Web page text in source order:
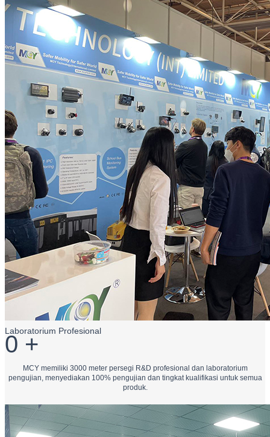
Laboratorium Profesional
0 +
MCY memiliki 3000 meter persegi R&D profesional dan laboratorium
pengujian, menyediakan 100% pengujian dan tingkat kualifikasi untuk semua
produk.